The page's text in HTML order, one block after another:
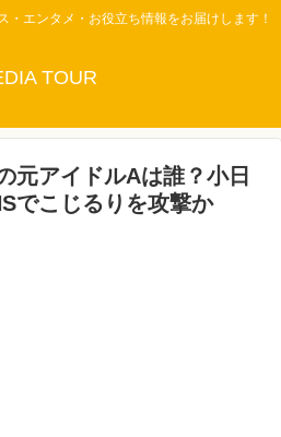
・エンタメ・お役立ち情報をお届けします！
TOUR
元アイドルAは誰？小日
でこじるりを攻撃か